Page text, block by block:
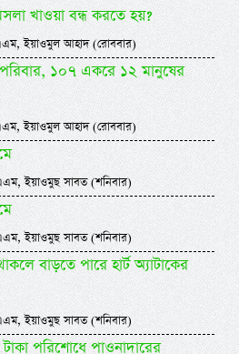
খাওয়া বন্ধ করতে হয়?
ইয়াওমুল আহাদ (রোববার)
পরিবার, ১০৭ একরে ১২ মানুষের
ইয়াওমুল আহাদ (রোববার)
ইয়াওমুছ সাবত (শনিবার)
ইয়াওমুছ সাবত (শনিবার)
বাড়তে পারে হার্ট অ্যাটাকের
ইয়াওমুছ সাবত (শনিবার)
পরিশোধে পাওনাদারের